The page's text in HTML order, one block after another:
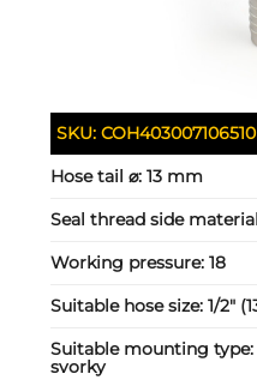
SKU:COH403007106510
Hose tail ⌀:13 mm
Seal thread side
Working pressure:18
Suitable hose size:1/2"
Suitable mounting
svorky